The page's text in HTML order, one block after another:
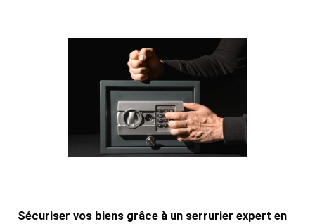
Sécuriser vos biens grâce à un serrurier expert en